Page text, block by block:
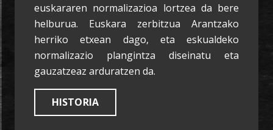
euskararen normalizazioa lortzea da bere
helburua. Euskara zerbitzua Arantzako
herriko etxean dago, eta eskualdeko
normalizazio plangintza diseinatu eta
gauzatzeaz arduratzen da.
HISTORIA